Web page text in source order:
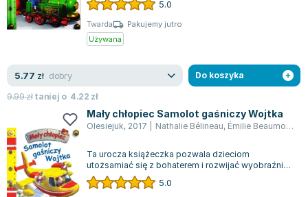
5.0
Twarda
Pakujemy jutro
Używana
5.77 zł dobry
9.99złtaniej o 4.22 zł
Do koszyka
Mały chłopiec Samolot gaśniczy Wojtka
Olesiejuk, 2017 Nathalie Bélineau, Émilie Beaumont
Ta urocza książeczka pozwala dzieciom
utożsamiać się z bohaterem i rozwijać wyobraźnię.
Samolot należący do Wojtka jest niezwykły,...
5.0